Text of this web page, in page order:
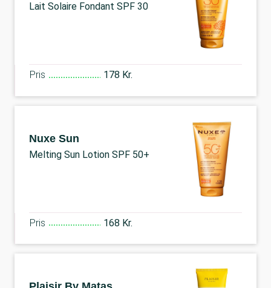
Lait Solaire Fondant SPF 30
Pris 178 Kr.
Nuxe Sun
Melting Sun Lotion SPF 50+
Pris 168 Kr.